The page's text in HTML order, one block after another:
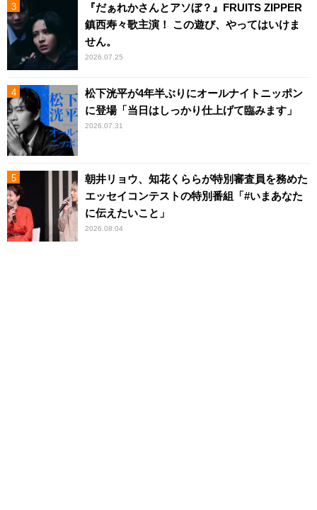
『だぁれかさんとアソぼ？』FRUITS ZIPPER
鎮西寿々歌主演！ この遊び、やってはいけま
せん。
2026.07.25
松下洸平が4年半ぶりにオールナイトニッポン
に登場「当日はしっかり仕上げて臨みます」
2026.07.31
朝井リョウ、知花くららが特別審査員を務めた
エッセイコンテストの特別番組「#いまあなた
に伝えたいこと」
2026.08.04